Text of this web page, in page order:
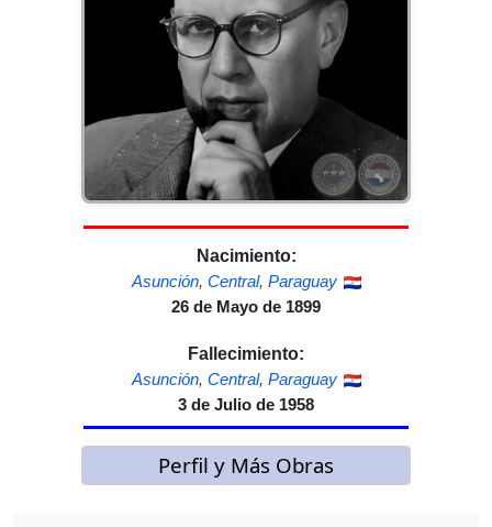
Nacimiento:
Asunción, Central, Paraguay
26 de Mayo de 1899
Fallecimiento:
Asunción, Central, Paraguay
3 de Julio de 1958
Perfil y Más Obras